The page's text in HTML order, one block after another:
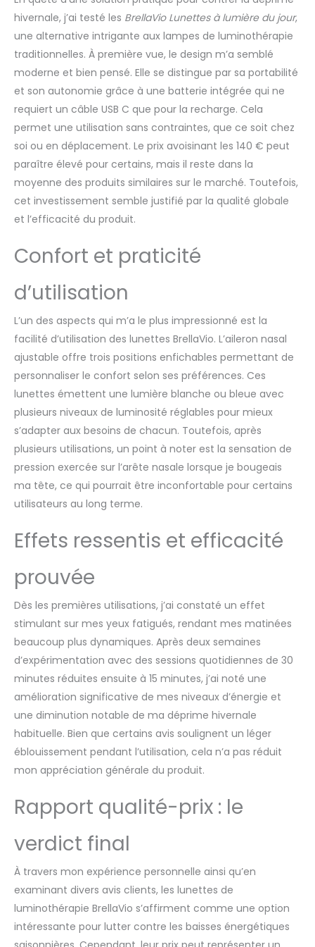
que 8 000 lux.
PERSONNALISEZ VOTRE
LUMIÈRE : étant donné
que chaque personne
a des besoins
différents, ces lunettes
de lumière du jour
offrent deux couleurs
de lumière réglables.
Choisissez entre
lumière blanche ou
bleue. PRISE EN CHARGE
DES JOURS D'HIVER
SOMBRES : cette lampe
environnement
du jour pour la maison
ou le bureau.
RESPECTUEUX DES YEUX
ET SANS UV : ces
lunettes de lumière du
jour sont exemptes de
lumière UV nocives et
conçues pour une
utilisation confortable
et sûre. PORTABLES ET
LÉGÈRES : ces lunettes
de lumière du jour sont
compactes et faciles à
lumière du jour partout.
rangement luxueux.
hivernale, j’ai testé les BrellaVio Lunettes à lumière du jour,
une alternative intrigante aux lampes de luminothérapie
traditionnelles. À première vue, le design m’a semblé
moderne et bien pensé. Elle se distingue par sa portabilité
et son autonomie grâce à une batterie intégrée qui ne
requiert un câble USB C que pour la recharge. Cela
permet une utilisation sans contraintes, que ce soit chez
soi ou en déplacement. Le prix avoisinant les 140 € peut
paraître élevé pour certains, mais il reste dans la
moyenne des produits similaires sur le marché. Toutefois,
cet investissement semble justifié par la qualité globale
et l’efficacité du produit.
Confort et praticité
d’utilisation
L’un des aspects qui m’a le plus impressionné est la
facilité d’utilisation des lunettes BrellaVio. L’aileron nasal
ajustable offre trois positions enfichables permettant de
personnaliser le confort selon ses préférences. Ces
lunettes émettent une lumière blanche ou bleue avec
plusieurs niveaux de luminosité réglables pour mieux
s’adapter aux besoins de chacun. Toutefois, après
plusieurs utilisations, un point à noter est la sensation de
pression exercée sur l’arête nasale lorsque je bougeais
ma tête, ce qui pourrait être inconfortable pour certains
utilisateurs au long terme.
Effets ressentis et efficacité
prouvée
Dès les premières utilisations, j’ai constaté un effet
stimulant sur mes yeux fatigués, rendant mes matinées
beaucoup plus dynamiques. Après deux semaines
d’expérimentation avec des sessions quotidiennes de 30
minutes réduites ensuite à 15 minutes, j’ai noté une
amélioration significative de mes niveaux d’énergie et
une diminution notable de ma déprime hivernale
habituelle. Bien que certains avis soulignent un léger
éblouissement pendant l’utilisation, cela n’a pas réduit
mon appréciation générale du produit.
Rapport qualité-prix : le
verdict final
À travers mon expérience personnelle ainsi qu’en
examinant divers avis clients, les lunettes de
luminothérapie BrellaVio s’affirment comme une option
intéressante pour lutter contre les baisses énergétiques